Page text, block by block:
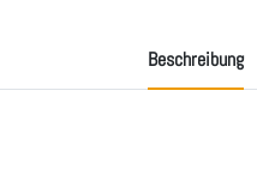
Beschreibung